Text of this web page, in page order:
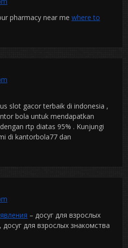
pharmacy near me where to
slot gacor terbaik di indonesia ,
bola untuk mendapatkan
rtp diatas 95% . Kunjungi
di kantorbola77 dan
– досуг для взрослых
для взрослых знакомства